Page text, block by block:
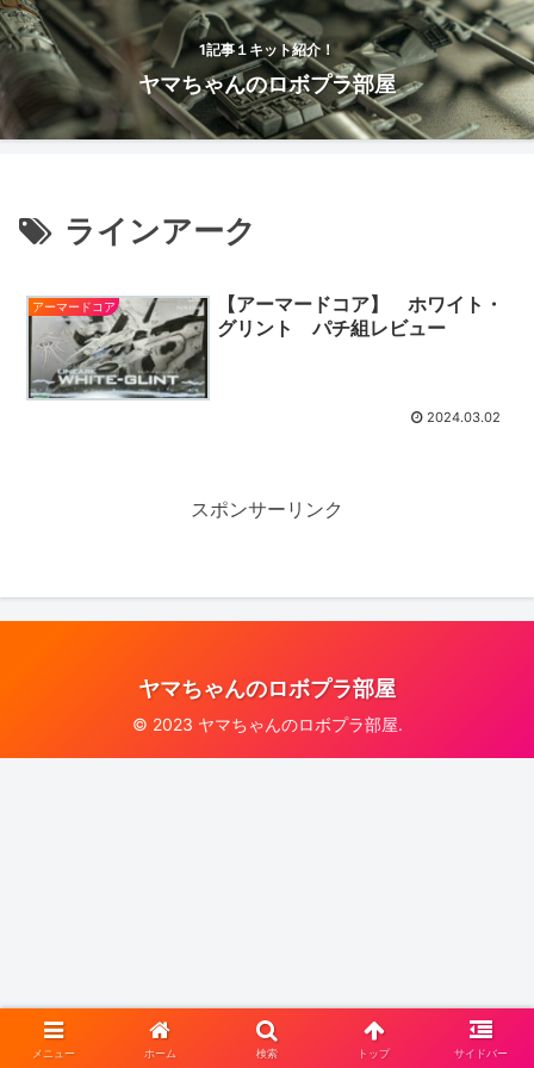
1記事１キット紹介！
ヤマちゃんのロボプラ部屋
ラインアーク
アーマードコア
【アーマードコア】 ホワイト・
グリント パチ組レビュー
2024.03.02
スポンサーリンク
ヤマちゃんのロボプラ部屋
© 2023 ヤマちゃんのロボプラ部屋.
メニュー ホーム 検索 トップ サイドバー